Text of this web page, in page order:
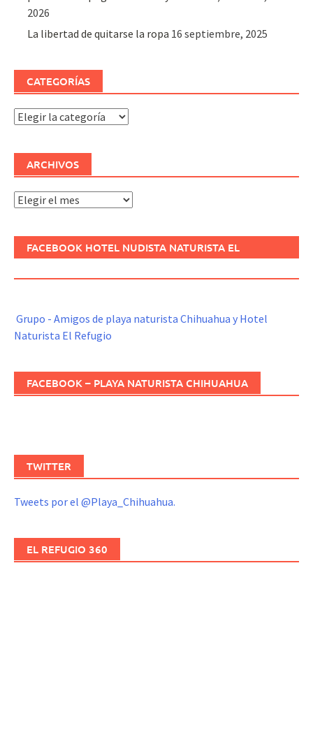
2026
La libertad de quitarse la ropa 16 septiembre, 2025
CATEGORÍAS
Categorías
ARCHIVOS
Archivos
FACEBOOK HOTEL NUDISTA NATURISTA EL
Grupo - Amigos de playa naturista Chihuahua y Hotel
Naturista El Refugio
FACEBOOK – PLAYA NATURISTA CHIHUAHUA
TWITTER
Tweets por el @Playa_Chihuahua.
EL REFUGIO 360